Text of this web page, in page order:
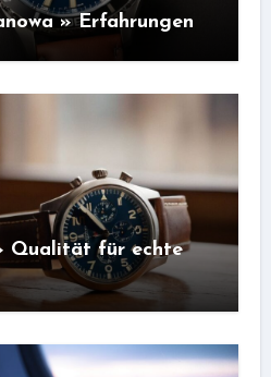
» Erfahrungen
Qualität für echte